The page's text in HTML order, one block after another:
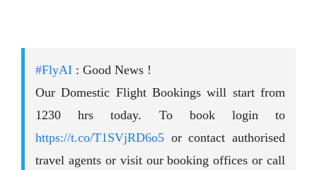
#FlyAI : Good News !
Our Domestic Flight Bookings will start from
1230 hrs today. To book login to
https://t.co/T1SVjRD6o5 or contact authorised
travel agents or visit our booking offices or call